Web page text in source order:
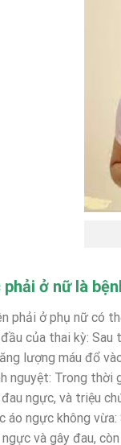
ở nữ là
phải ở phụ nữ có
của thai kỳ:
lượng máu đổ
nguyệt: Trong
ngực, và triệu
áo ngực không
và gây đau,